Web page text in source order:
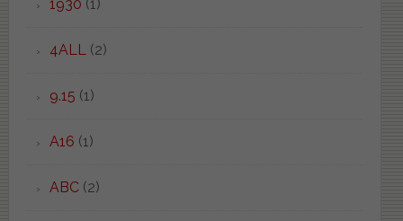
1930 (1)
4ALL(2)
9.15 (1)
A16 (1)
ABC(2)